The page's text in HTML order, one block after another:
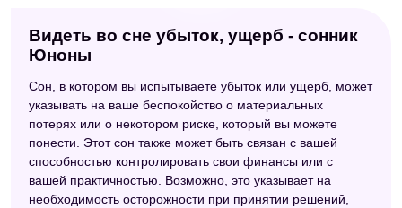
Видеть во сне убыток, ущерб - сонник
Юноны
Сон, в котором вы испытываете убыток или ущерб, может
указывать на ваше беспокойство о материальных
потерях или о некотором риске, который вы можете
понести. Этот сон также может быть связан с вашей
способностью контролировать свои финансы или с
вашей практичностью. Возможно, это указывает на
необходимость осторожности при принятии решений,